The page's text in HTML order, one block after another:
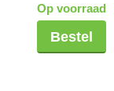
Op voorraad
Bestel